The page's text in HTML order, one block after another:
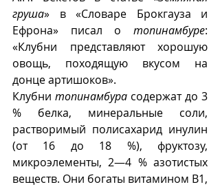
груша» в «Словаре Брокгауза и
Ефрона» писал о топинамбуре:
«Клубни представляют хорошую
овощь, походящую вкусом на
донце артишоков».
Клубни топинамбура содержат до 3
% белка, минеральные соли,
растворимый полисахарид инулин
(от 16 до 18 %), фруктозу,
микроэлементы, 2—4 % азотистых
веществ. Они богаты витамином B1,